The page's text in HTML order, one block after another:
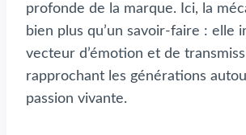
profonde de la marque. Ici, la
bien plus qu’un savoir-faire : elle
vecteur d’émotion et de
rapprochant les générations
passion vivante.